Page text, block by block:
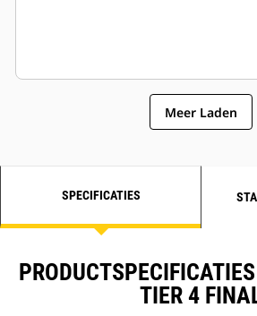
Meer Laden
SPECIFICATIES
TIER 4